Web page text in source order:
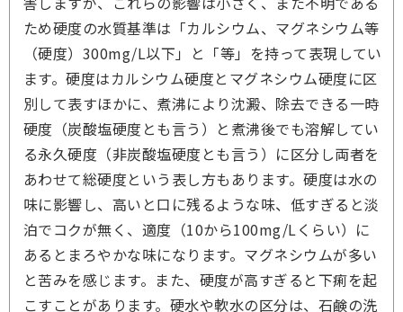
ため硬度の水質基準は「カルシウム、マグネシウム等
（硬度）300mg/L以下」と「等」を持って表現してい
ます。硬度はカルシウム硬度とマグネシウム硬度に区
別して表すほかに、煮沸により沈澱、除去できる一時
硬度（炭酸塩硬度とも言う）と煮沸後でも溶解してい
る永久硬度（非炭酸塩硬度とも言う）に区分し両者を
あわせて総硬度という表し方もあります。硬度は水の
味に影響し、高いと口に残るような味、低すぎると淡
泊でコクが無く、適度（10から100mg/Lくらい）に
あるとまろやかな味になります。マグネシウムが多い
と苦みを感じます。また、硬度が高すぎると下痢を起
こすことがあります。硬水や軟水の区分は、石鹸の洗